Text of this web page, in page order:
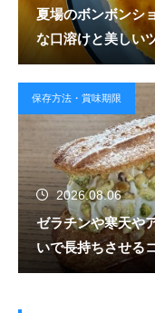
夏場のボンボンシ
な口溶けと美しい
保存方法・賞味期限
2026.08.06
ゼラチンや寒天や
いで長持ちさせる